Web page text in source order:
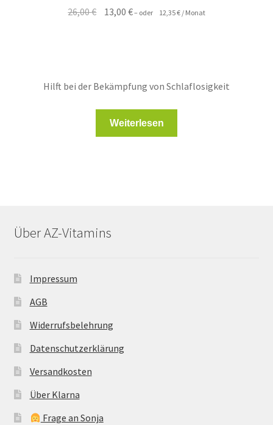
26,00€ Ursprünglicher
13,00€Aktueller
– oder 12,35€ / Monat
Hilft bei der Bekämpfung von Schlaflosigkeit
Weiterlesen
Über AZ-Vitamins
Impressum
AGB
Widerrufsbelehrung
Datenschutzerklärung
Versandkosten
Über Klarna
Frage an Sonja